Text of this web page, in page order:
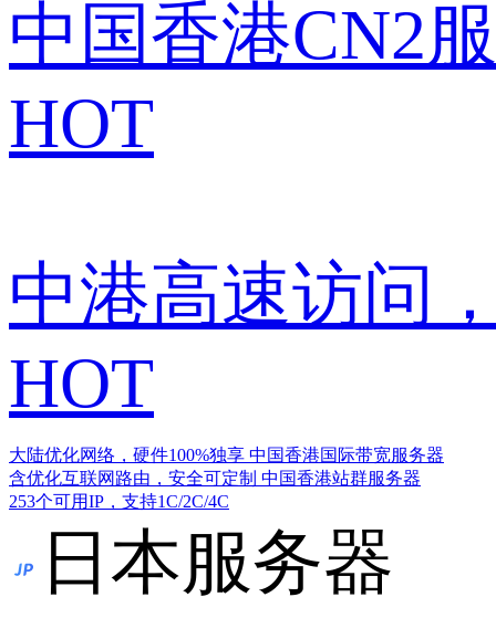
中国香港CN2
HOT
中港高速访问
HOT
大陆优化网络，硬件100%独享 中国香港国际带宽服务器
含优化互联网路由，安全可定制 中国香港站群服务器
253个可用IP，支持1C/2C/4C
日本服务器